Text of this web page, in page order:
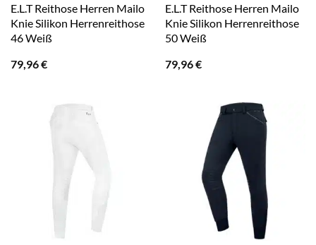
E.L.T Reithose Herren Mailo
Knie Silikon Herrenreithose
46 Weiß
79,96€
E.L.T Reithose Herren Mailo
Knie Silikon Herrenreithose
50 Weiß
79,96€